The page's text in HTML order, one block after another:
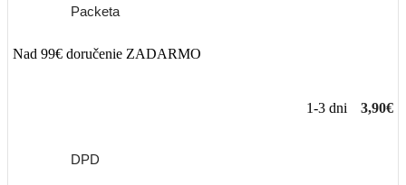
Packeta
Nad 99€ doručenie ZADARMO
1-3 dni 3,90€
DPD